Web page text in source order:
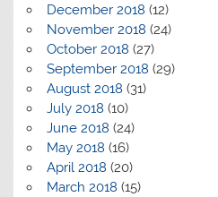
December 2018 (12)
November 2018 (24)
October 2018 (27)
September 2018 (29)
August 2018 (31)
July 2018 (10)
June 2018 (24)
May 2018 (16)
April 2018 (20)
March 2018 (15)